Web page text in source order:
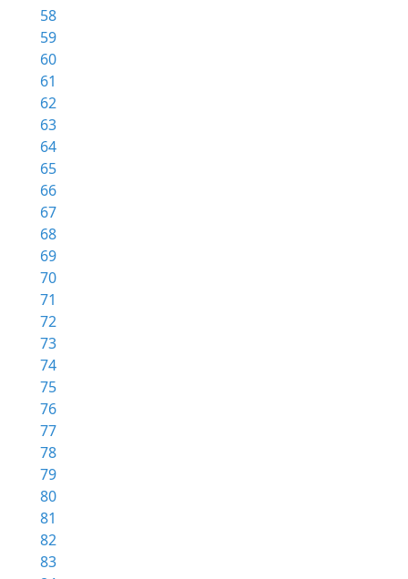
58
59
60
61
62
63
64
65
66
67
68
69
70
71
72
73
74
75
76
77
78
79
80
81
82
83